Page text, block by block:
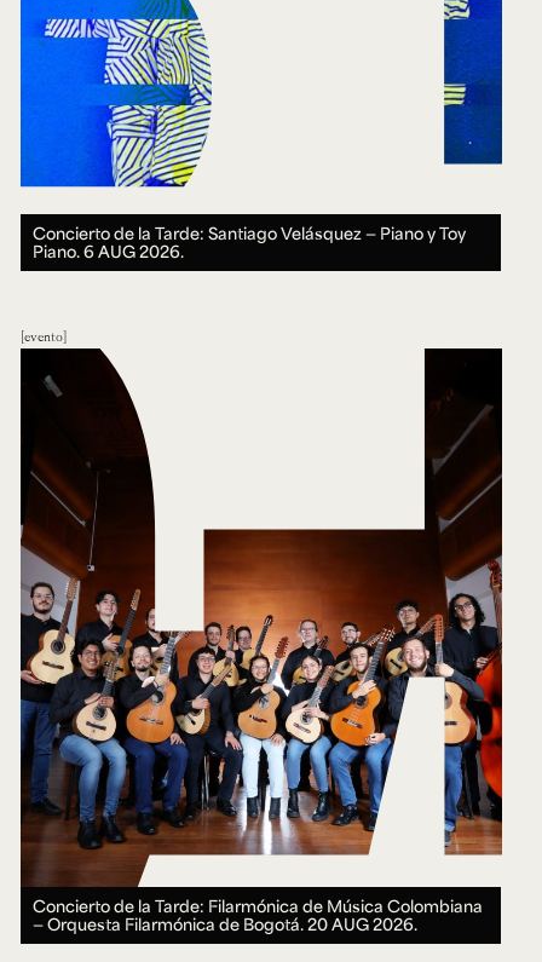
Concierto de la Tarde: Santiago Velásquez — Piano y Toy
Piano.6 AUG 2026.
evento
Concierto de la Tarde: Filarmónica de Música Colombiana
— Orquesta Filarmónica de Bogotá.20 AUG 2026.